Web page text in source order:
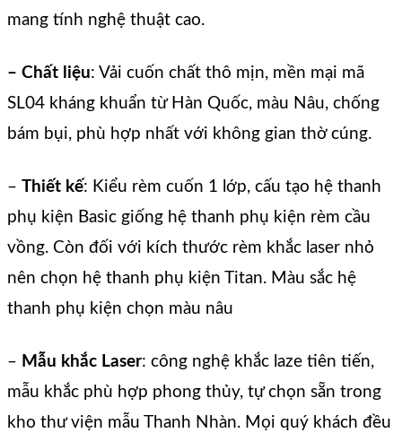
mang tính nghệ thuật cao.
– Chất liệu: Vải cuốn chất thô mịn, mền mại mã
SL04 kháng khuẩn từ Hàn Quốc, màu Nâu, chống
bám bụi, phù hợp nhất với không gian thờ cúng.
– Thiết kế: Kiểu rèm cuốn 1 lớp, cấu tạo hệ thanh
phụ kiện Basic giống hệ thanh phụ kiện rèm cầu
vồng. Còn đối với kích thước rèm khắc laser nhỏ
nên chọn hệ thanh phụ kiện Titan. Màu sắc hệ
thanh phụ kiện chọn màu nâu
– Mẫu khắc Laser: công nghệ khắc laze tiên tiến,
mẫu khắc phù hợp phong thủy, tự chọn sẵn trong
kho thư viện mẫu Thanh Nhàn. Mọi quý khách đều